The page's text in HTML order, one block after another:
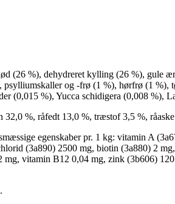
(26 %), dehydreret kylling (26 %), gule
og -frø (1 %), hørfrø (1 %),
(0,015 %), Yucca schidigera (0,008 %),
32,0 %, råfedt 13,0 %, træstof 3,5 %,
egenskaber pr. 1 kg: vitamin A
(3a890) 2500 mg, biotin (3a880) 2
mg, vitamin B12 0,04 mg, zink (3b606)